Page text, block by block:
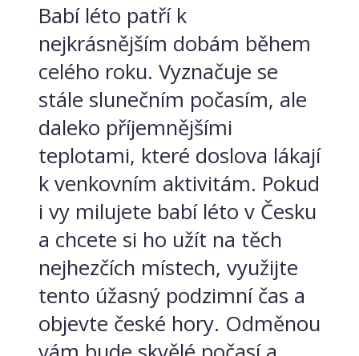
Babí léto patří k
nejkrásnějším dobám během
celého roku. Vyznačuje se
stále slunečním počasím, ale
daleko příjemnějšími
teplotami, které doslova lákají
k venkovním aktivitám. Pokud
i vy milujete babí léto v Česku
a chcete si ho užít na těch
nejhezčích místech, využijte
tento úžasný podzimní čas a
objevte české hory. Odměnou